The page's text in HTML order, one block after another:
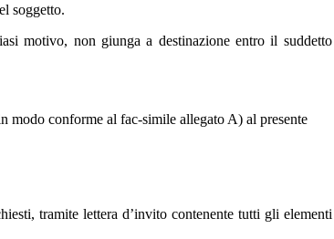
soggetto.
motivo, non giunga a destinazione entro il suddetto
modo conforme al fac-simile allegato A) al presente
tramite lettera d’invito contenente tutti gli elementi